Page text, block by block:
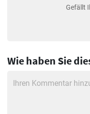
Gefällt
Wie haben Sie